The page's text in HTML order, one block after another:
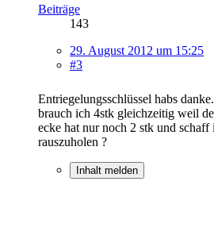
Beiträge
143
29. August 2012 um 15:25
#3
Entriegelungsschlüssel habs
brauch ich 4stk gleichzeitig weil
ecke hat nur noch 2 stk und schaff
rauszuholen ?
Inhalt melden